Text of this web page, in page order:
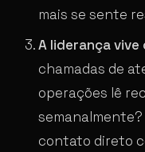
mais se sente
A liderança vive
chamadas de
operações lê
contato direto